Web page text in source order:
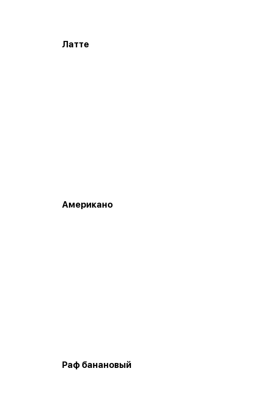
Латте
Американо
Раф банановый